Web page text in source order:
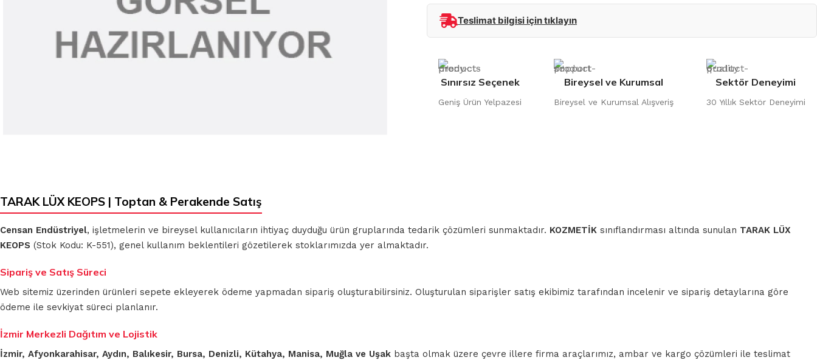
Teslimat bilgisi için tıklayın
Sınırsız Seçenek
Geniş Ürün Yelpazesi
Bireysel ve Kurumsal
Bireysel ve Kurumsal Alışveriş
Sektör Deneyimi
30 Yıllık Sektör Deneyimi
TARAK LÜX KEOPS | Toptan & Perakende Satış
Censan Endüstriyel, işletmelerin ve bireysel kullanıcıların ihtiyaç duyduğu ürün gruplarında tedarik çözümleri sunmaktadır. KOZMETİK sınıflandırması altında sunulan TARAK LÜX
KEOPS (Stok Kodu: K-551), genel kullanım beklentileri gözetilerek stoklarımızda yer almaktadır.
Sipariş ve Satış Süreci
Web sitemiz üzerinden ürünleri sepete ekleyerek ödeme yapmadan sipariş oluşturabilirsiniz. Oluşturulan siparişler satış ekibimiz tarafından incelenir ve sipariş detaylarına göre
ödeme ile sevkiyat süreci planlanır.
İzmir Merkezli Dağıtım ve Lojistik
İzmir, Afyonkarahisar, Aydın, Balıkesir, Bursa, Denizli, Kütahya, Manisa, Muğla ve Uşak başta olmak üzere çevre illere firma araçlarımız, ambar ve kargo çözümleri ile teslimat